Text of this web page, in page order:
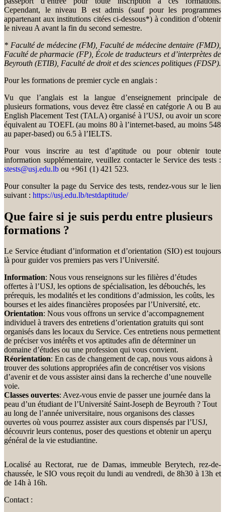
Cependant, le niveau B est admis (sauf pour les programmes
appartenant aux institutions citées ci-dessous*) à condition d’obtenir
le niveau A avant la fin du second semestre.
* Faculté de médecine (FM), Faculté de médecine dentaire (FMD),
Faculté de pharmacie (FP), École de traducteurs et d’interprètes de
Beyrouth (ETIB), Faculté de droit et des sciences politiques (FDSP).
Pour les formations de premier cycle en anglais :
Vu que l’anglais est la langue d’enseignement principale de
plusieurs formations, vous devez être classé en catégorie A ou B au
English Placement Test (TALA) organisé à l’USJ, ou avoir un score
équivalent au TOEFL (au moins 80 à l’internet-based, au moins 548
au paper-based) ou 6.5 à l’IELTS.
Pour vous inscrire au test d’aptitude ou pour obtenir toute
information supplémentaire, veuillez contacter le Service des tests :
stests@usj.edu.lb ou +961 (1) 421 523.
Pour consulter la page du Service des tests, rendez-vous sur le lien
suivant : https://usj.edu.lb/testdaptitude/
Que faire si je suis perdu entre plusieurs
formations ?
Le Service étudiant d’information et d’orientation (SIO) est toujours
là pour guider vos premiers pas vers l’Université.
Information: Nous vous renseignons sur les filières d’études
offertes à l’USJ, les options de spécialisation, les débouchés, les
prérequis, les modalités et les conditions d’admission, les coûts, les
bourses et les aides financières proposées par l’Université, etc.
Orientation: Nous vous offrons un service d’accompagnement
individuel à travers des entretiens d’orientation gratuits qui sont
organisés dans les locaux du Service. Ces entretiens nous permettent
de préciser vos intérêts et vos aptitudes afin de déterminer un
domaine d’études ou une profession qui vous convient.
Réorientation: En cas de changement de cap, nous vous aidons à
trouver des solutions appropriées afin de concrétiser vos visions
d’avenir et de vous assister ainsi dans la recherche d’une nouvelle
voie.
Classes ouvertes: Avez-vous envie de passer une journée dans la
peau d’un étudiant de l’Université Saint-Joseph de Beyrouth ? Tout
au long de l’année universitaire, nous organisons des classes
ouvertes où vous pourrez assister aux cours dispensés par l’USJ,
découvrir leurs contenus, poser des questions et obtenir un aperçu
général de la vie estudiantine.
Localisé au Rectorat, rue de Damas, immeuble Berytech, rez-de-
chaussée, le SIO vous reçoit du lundi au vendredi, de 8h30 à 13h et
de 14h à 16h.
Contact :